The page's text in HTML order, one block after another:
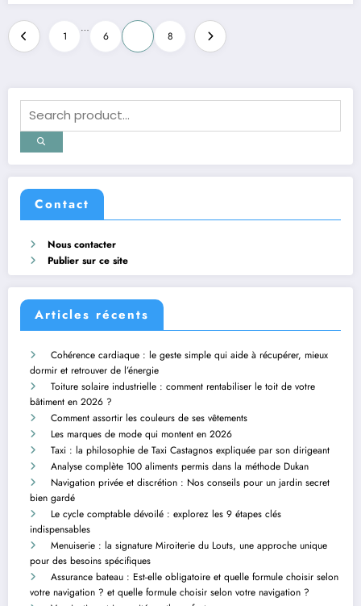
Pagination
des
publications
1
…
6 8
Contact
Nous contacter
Publier sur ce site
Articles récents
Cohérence cardiaque : le geste simple qui aide à récupérer, mieux
dormir et retrouver de l’énergie
Toiture solaire industrielle : comment rentabiliser le toit de votre
bâtiment en 2026 ?
Comment assortir les couleurs de ses vêtements
Les marques de mode qui montent en 2026
Taxi : la philosophie de Taxi Castagnos expliquée par son dirigeant
Analyse complète 100 aliments permis dans la méthode Dukan
Navigation privée et discrétion : Nos conseils pour un jardin secret
bien gardé
Le cycle comptable dévoilé : explorez les 9 étapes clés
indispensables
Menuiserie : la signature Miroiterie du Louts, une approche unique
pour des besoins spécifiques
Assurance bateau : Est-elle obligatoire et quelle formule choisir selon
votre navigation ? et quelle formule choisir selon votre navigation ?